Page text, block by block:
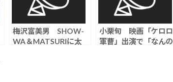
梅沢富美男 SHOW-
WA＆MATSURIに太
小栗旬 映画「ケロロ
軍曹」出演で「なんの